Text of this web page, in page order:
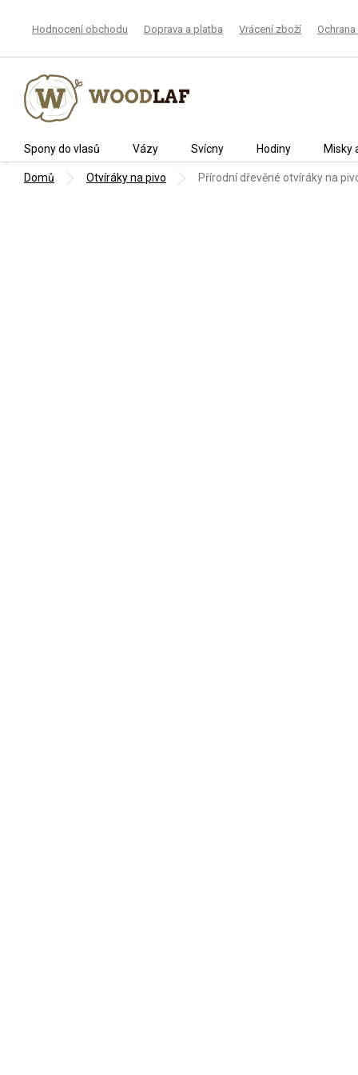
Hodnocení obchodu Doprava a platba Vrácení zboží
Spony do vlasů Vázy Svícny Hodiny Misky
Domů Otvíráky na pivo Přírodní dřevěné otvíráky na